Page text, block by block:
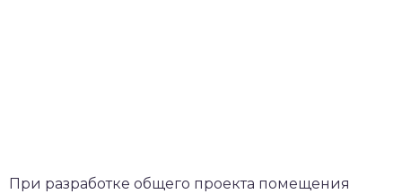
При разработке общего проекта помещения